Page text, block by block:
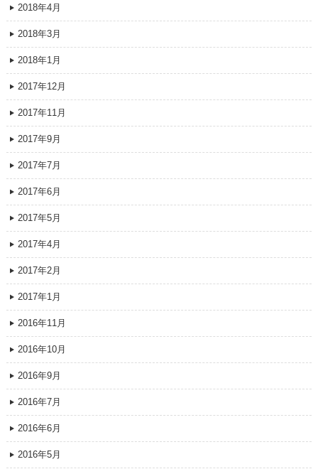
2018年4月
2018年3月
2018年1月
2017年12月
2017年11月
2017年9月
2017年7月
2017年6月
2017年5月
2017年4月
2017年2月
2017年1月
2016年11月
2016年10月
2016年9月
2016年7月
2016年6月
2016年5月